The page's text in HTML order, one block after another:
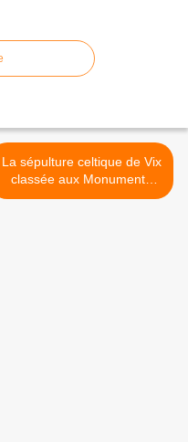
La sépulture celtique de Vix
classée aux Monuments
Historiques ! >